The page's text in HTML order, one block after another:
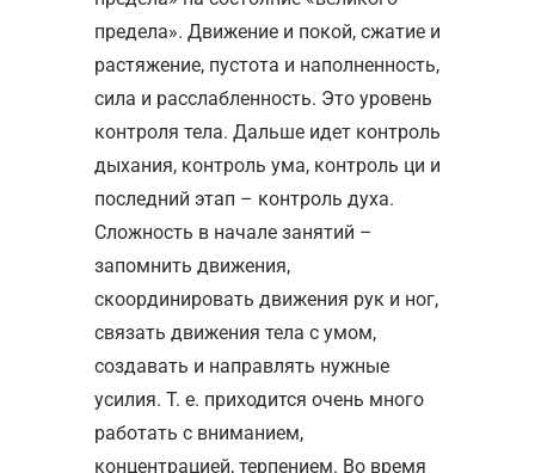
предела». Движение и покой, сжатие и
растяжение, пустота и наполненность,
сила и расслабленность. Это уровень
контроля тела. Дальше идет контроль
дыхания, контроль ума, контроль ци и
последний этап – контроль духа.
Сложность в начале занятий –
запомнить движения,
скоординировать движения рук и ног,
связать движения тела с умом,
создавать и направлять нужные
усилия. Т. е. приходится очень много
работать с вниманием,
концентрацией, терпением. Во время